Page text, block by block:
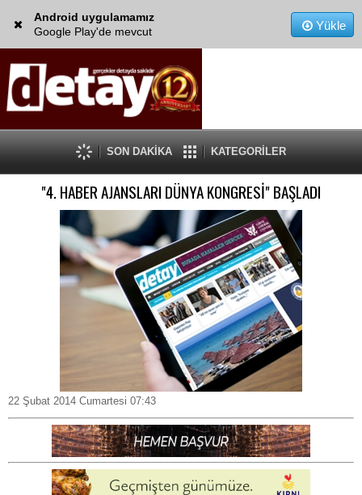
Android uygulamamız
Google Play'de mevcut
Yükle
SON DAKİKA KATEGORİLER
"4. HABER AJANSLARI DÜNYA KONGRESİ" BAŞLADI
22 Şubat 2014 Cumartesi 07:43